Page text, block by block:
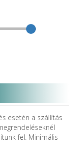
esetén a szállítás
fel. Minimális